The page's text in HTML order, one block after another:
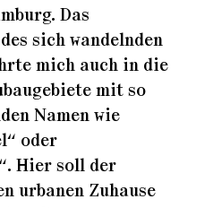
Das
sich wandelnden
mich auch in die
mit so
Namen wie
oder
Hier soll der
urbanen Zuhause